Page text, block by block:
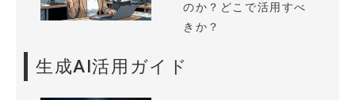
のか？どこで活用すべ
きか？
生成AI活用ガイド